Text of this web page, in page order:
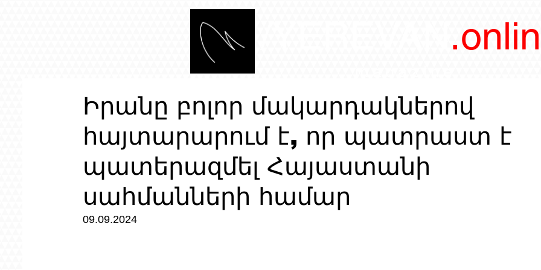
Իրանը բոլոր մակարդակներով
հայտարարում է, որ պատրաստ է
պատերազմել Հայաստանի
սահմանների համար
09.09.2024